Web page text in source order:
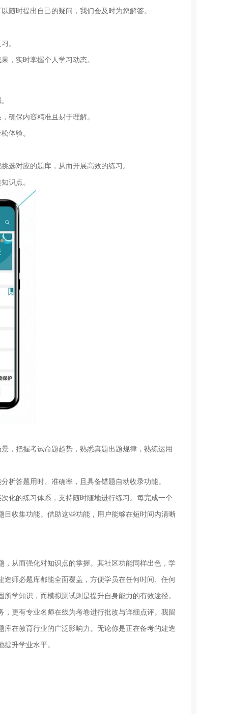
随时提出自己的疑问，我们会及时为您解答。
。
，实时掌握个人学习动态。
确保内容精准且易于理解。
体验。
选对应的题库，从而开展高效的练习。
识点。
，把握考试命题趋势，熟悉真题出题规律，熟练运用
析答题用时、准确率，且具备错题自动收录功能。
化的练习体系，支持随时随地进行练习。每完成一个
收集功能。借助这些功能，用户能够在短时间内清晰
从而强化对知识点的掌握。其社区功能同样出色，学
师必题库都能全面覆盖，方便学员在任何时间、任何
学知识，而模拟测试则是提升自身能力的有效途径。
更有专业名师在线为考卷进行批改与详细点评。我留
在教育行业的广泛影响力。无论你是正在备考的建造
升学业水平。